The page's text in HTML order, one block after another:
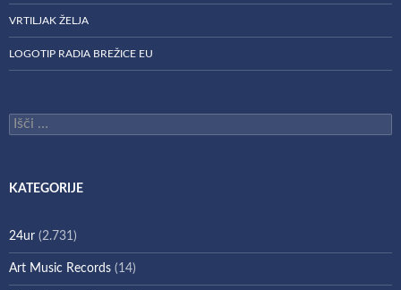
VRTILJAK ŽELJA
LOGOTIP RADIA BREŽICE EU
Išči:
KATEGORIJE
24ur (2.731)
Art Music Records (14)